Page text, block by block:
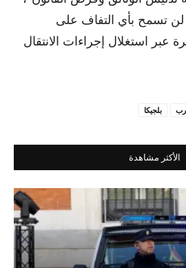
تسمح بأي التفاف على
عبر استغلال إجراءات الانتقال
بلجيكا
الأكثر مشاهدة